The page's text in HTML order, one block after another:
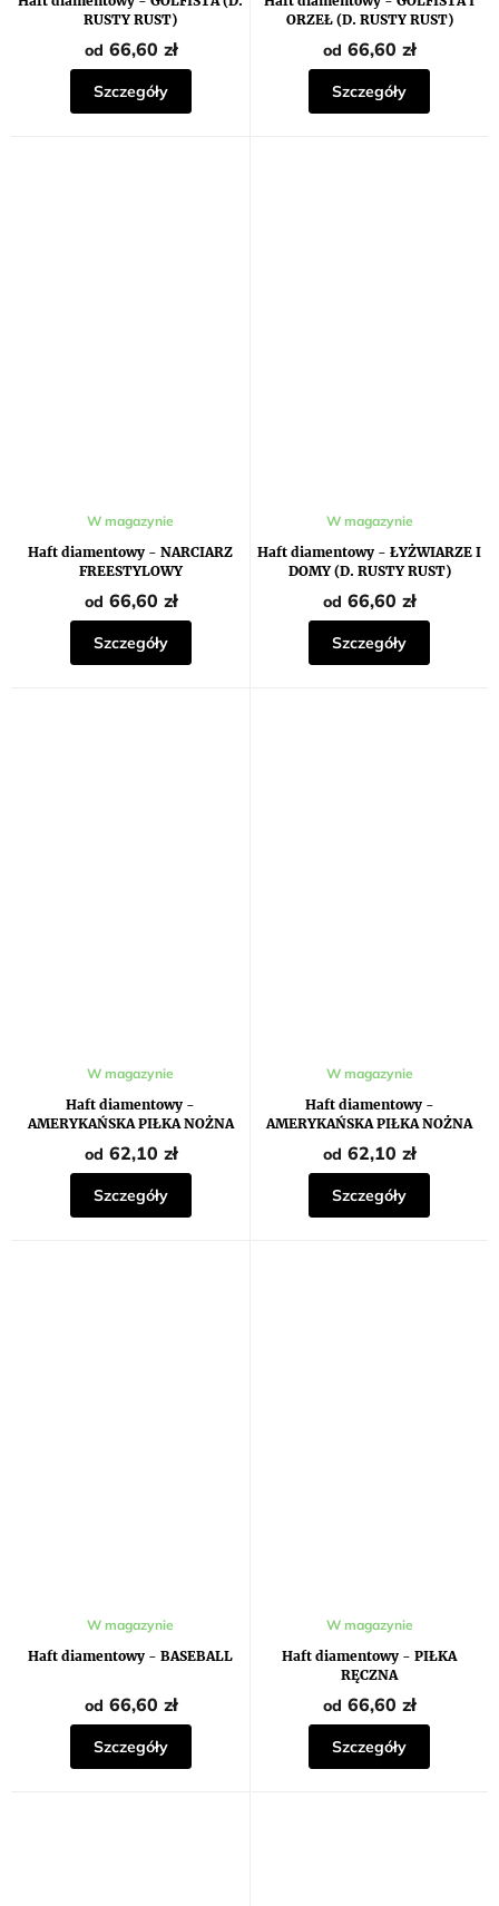
RUSTY RUST)
od 66,60 zł
Szczegóły
ORZEŁ (D. RUSTY RUST)
od 66,60 zł
Szczegóły
Haft diamentowy - NARCIARZ
FREESTYLOWY
W magazynie
od 66,60 zł
Szczegóły
Haft diamentowy - ŁYŻWIARZE I
DOMY (D. RUSTY RUST)
W magazynie
od 66,60 zł
Szczegóły
Haft diamentowy -
AMERYKAŃSKA PIŁKA NOŻNA
W magazynie
od 62,10 zł
Szczegóły
Haft diamentowy -
AMERYKAŃSKA PIŁKA NOŻNA
W magazynie
od 62,10 zł
Szczegóły
Haft diamentowy - BASEBALL
W magazynie
od 66,60 zł
Szczegóły
Haft diamentowy - PIŁKA
RĘCZNA
W magazynie
od 66,60 zł
Szczegóły